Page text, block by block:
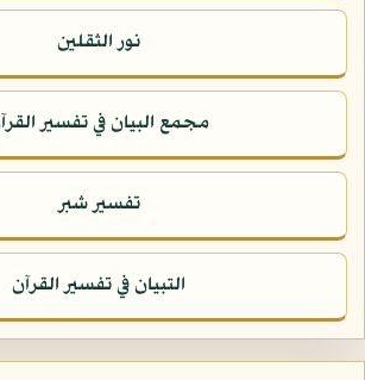
نور الثقلين
مجمع البيان في تفسير
تفسير شبر
التبيان في تفسير القرآن